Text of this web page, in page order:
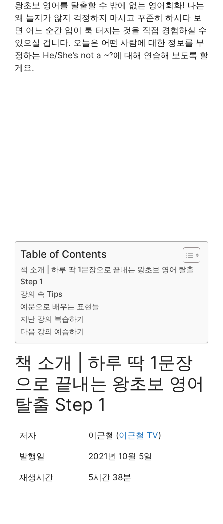
왕초보 영어를 탈출할 수 밖에 없는 영어회화! 나는
왜 늘지가 않지 걱정하지 마시고 꾸준히 하시다 보
면 어느 순간 입이 툭 터지는 것을 직접 경험하실 수
있으실 겁니다. 오늘은 어떤 사람에 대한 정보를 부
정하는 He/She’s not a ~?에 대해 연습해 보도록 할
게요.
Table of Contents
책 소개 | 하루 딱 1문장으로 끝내는 왕초보 영어 탈출
Step 1
강의 속 Tips
예문으로 배우는 표현들
지난 강의 복습하기
다음 강의 예습하기
책 소개 | 하루 딱 1문장
으로 끝내는 왕초보 영어
탈출 Step 1
저자 이근철 (이근철 TV)
발행일 2021년 10월 5일
재생시간 5시간 38분